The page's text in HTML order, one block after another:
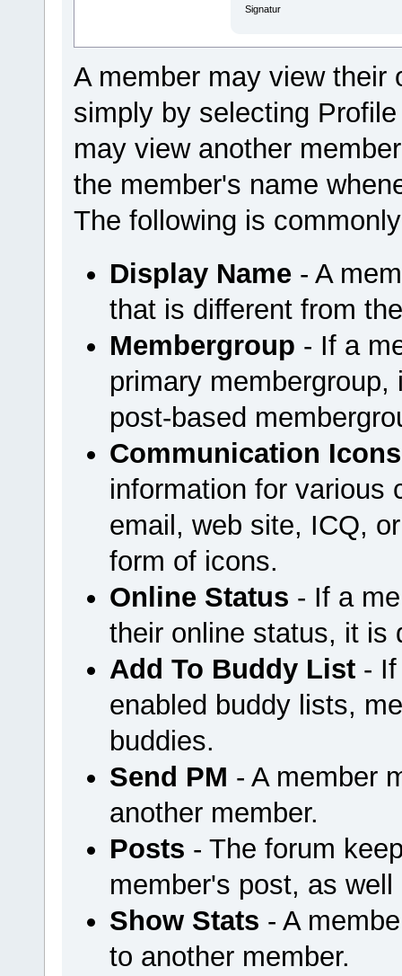
Signatur
A member may view their
simply by selecting
may view another
the member's name
The following is
Display Name- A
that is different from
Membergroup - If a
primary
post-based
Communication Icons
information for various
email, web site, ICQ,
form of icons.
Online Status - If a
their online status, it is
Add To Buddy List- If
enabled buddy lists,
buddies.
Send PM - A member
another member.
Posts - The forum
member's post, as
Show Stats - A
to another member.